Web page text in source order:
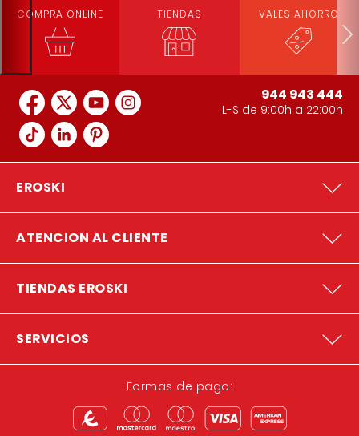
COMPRA ONLINE TIENDAS VALES AHORRO
944 943 444
L-S de 9:00h a 22:00h
EROSKI
ATENCION AL CLIENTE
TIENDAS EROSKI
SERVICIOS
Formas de pago: